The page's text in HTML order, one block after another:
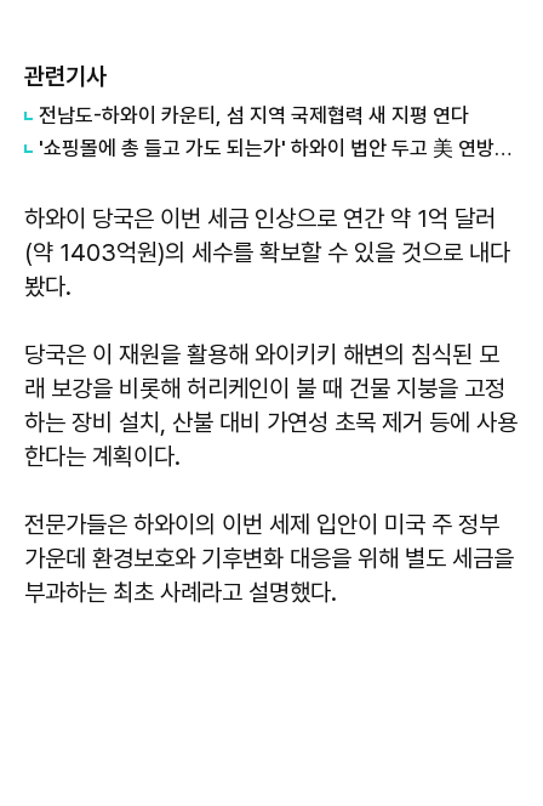
관련기사
전남도-하와이 카운티, 섬 지역 국제협력 새 지평 연다
'쇼핑몰에 총 들고 가도 되는가' 하와이 법안 두고 美 연방대법원 공개변론
하와이 당국은 이번 세금 인상으로 연간 약 1억 달러
(약 1403억원)의 세수를 확보할 수 있을 것으로 내다
봤다.
당국은 이 재원을 활용해 와이키키 해변의 침식된 모
래 보강을 비롯해 허리케인이 불 때 건물 지붕을 고정
하는 장비 설치, 산불 대비 가연성 초목 제거 등에 사용
한다는 계획이다.
전문가들은 하와이의 이번 세제 입안이 미국 주 정부
가운데 환경보호와 기후변화 대응을 위해 별도 세금을
부과하는 최초 사례라고 설명했다.